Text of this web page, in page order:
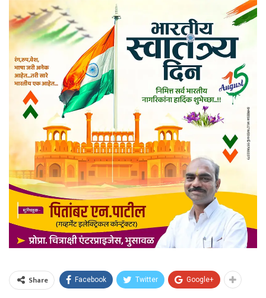
Share Facebook Twitter Google+